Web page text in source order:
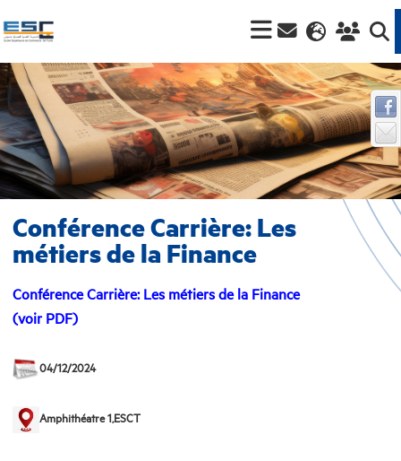
Conférence Carrière: Les
métiers de la Finance
Conférence Carrière: Les métiers de la Finance
(voir PDF)
04/12/2024
Amphithéatre 1,ESCT